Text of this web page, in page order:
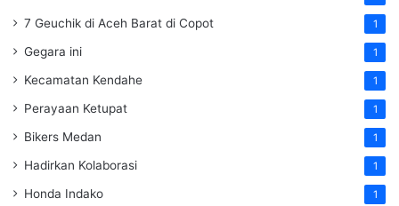
7 Geuchik di Aceh Barat di Copot 1
Gegara ini 1
Kecamatan Kendahe 1
Perayaan Ketupat 1
Bikers Medan 1
Hadirkan Kolaborasi 1
Honda Indako 1